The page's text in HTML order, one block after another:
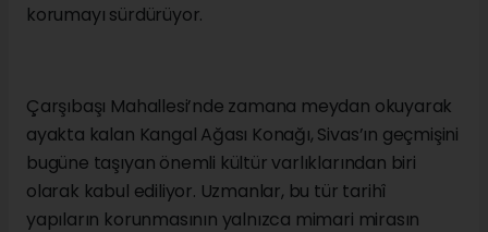
korumayı sürdürüyor.
Çarşıbaşı Mahallesi’nde zamana meydan okuyarak
ayakta kalan Kangal Ağası Konağı, Sivas’ın geçmişini
bugüne taşıyan önemli kültür varlıklarından biri
olarak kabul ediliyor. Uzmanlar, bu tür tarihî
yapıların korunmasının yalnızca mimari mirasın